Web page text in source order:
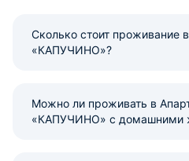
Сколько стоит проживание
«КАПУЧИНО»?
Можно ли проживать в
«КАПУЧИНО» с домашними